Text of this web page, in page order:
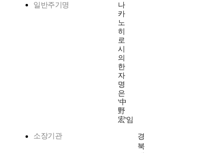
일반주기명
나
카
노
히
로
시
의
한
자
명
은
'中
野
宏'임
소장기관
경
북